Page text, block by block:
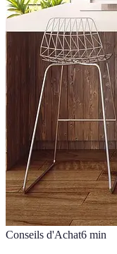
Conseils d'Achat6 min